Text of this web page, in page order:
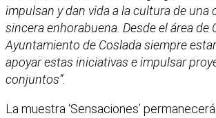
impulsan y dan vida a la cultura de una
sincera enhorabuena. Desde el área de
Ayuntamiento de Coslada siempre
apoyar estas iniciativas e impulsar
conjuntos”.
La muestra ‘Sensaciones’